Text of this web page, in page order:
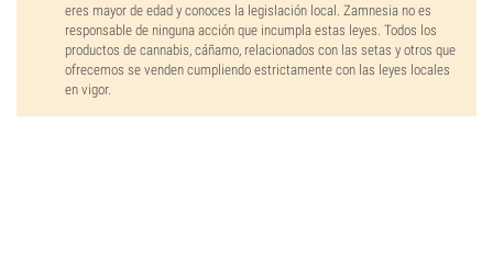
eres mayor de edad y conoces la legislación local. Zamnesia no es
responsable de ninguna acción que incumpla estas leyes. Todos los
productos de cannabis, cáñamo, relacionados con las setas y otros que
ofrecemos se venden cumpliendo estrictamente con las leyes locales
en vigor.